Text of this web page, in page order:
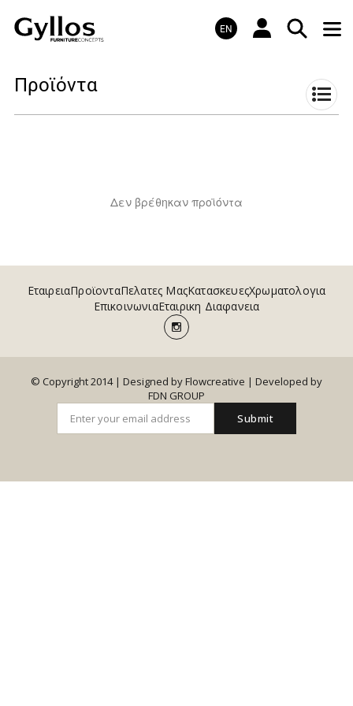
EN
Προϊόντα
Δεν βρέθηκαν προϊόντα
ΕταιρειαΠροϊονταΠελατες ΜαςΚατασκευεςΧρωματολογια
ΕπικοινωνιαΕταιρικη Διαφανεια
© Copyright 2014 | Designed by Flowcreative | Developed by
FDN GROUP
Submit